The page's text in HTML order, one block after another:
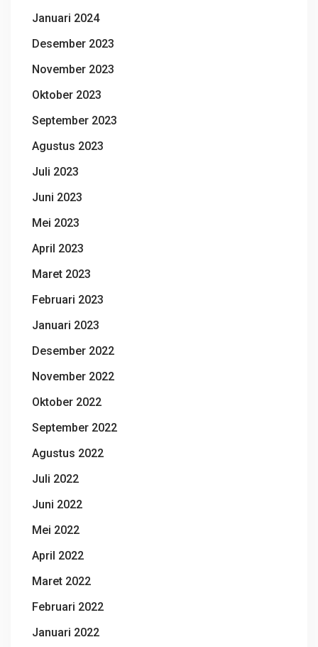
Januari 2024
Desember 2023
November 2023
Oktober 2023
September 2023
Agustus 2023
Juli 2023
Juni 2023
Mei 2023
April 2023
Maret 2023
Februari 2023
Januari 2023
Desember 2022
November 2022
Oktober 2022
September 2022
Agustus 2022
Juli 2022
Juni 2022
Mei 2022
April 2022
Maret 2022
Februari 2022
Januari 2022